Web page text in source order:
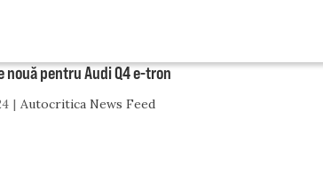
nouă pentru Audi Q4 e-tron
Autocritica News Feed